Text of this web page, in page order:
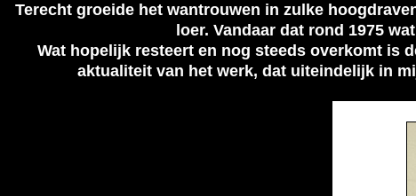
Terecht groeide het wantrouwen in zulke
loer. Vandaar dat rond 1975
Wat hopelijk resteert en nog steeds overkomt is
aktualiteit van het werk, dat uiteindelijk in